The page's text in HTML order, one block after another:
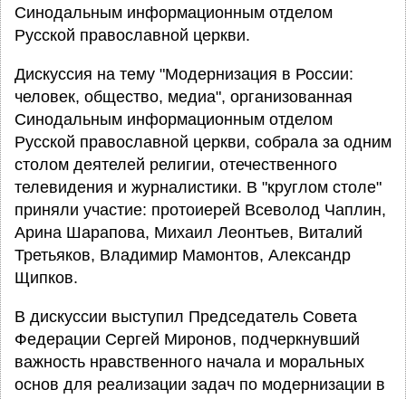
Синодальным информационным отделом
Русской православной церкви.
Дискуссия на тему "Модернизация в России:
человек, общество, медиа", организованная
Синодальным информационным отделом
Русской православной церкви, собрала за одним
столом деятелей религии, отечественного
телевидения и журналистики. В "круглом столе"
приняли участие: протоиерей Всеволод Чаплин,
Арина Шарапова, Михаил Леонтьев, Виталий
Третьяков, Владимир Мамонтов, Александр
Щипков.
В дискуссии выступил Председатель Совета
Федерации Сергей Миронов, подчеркнувший
важность нравственного начала и моральных
основ для реализации задач по модернизации в